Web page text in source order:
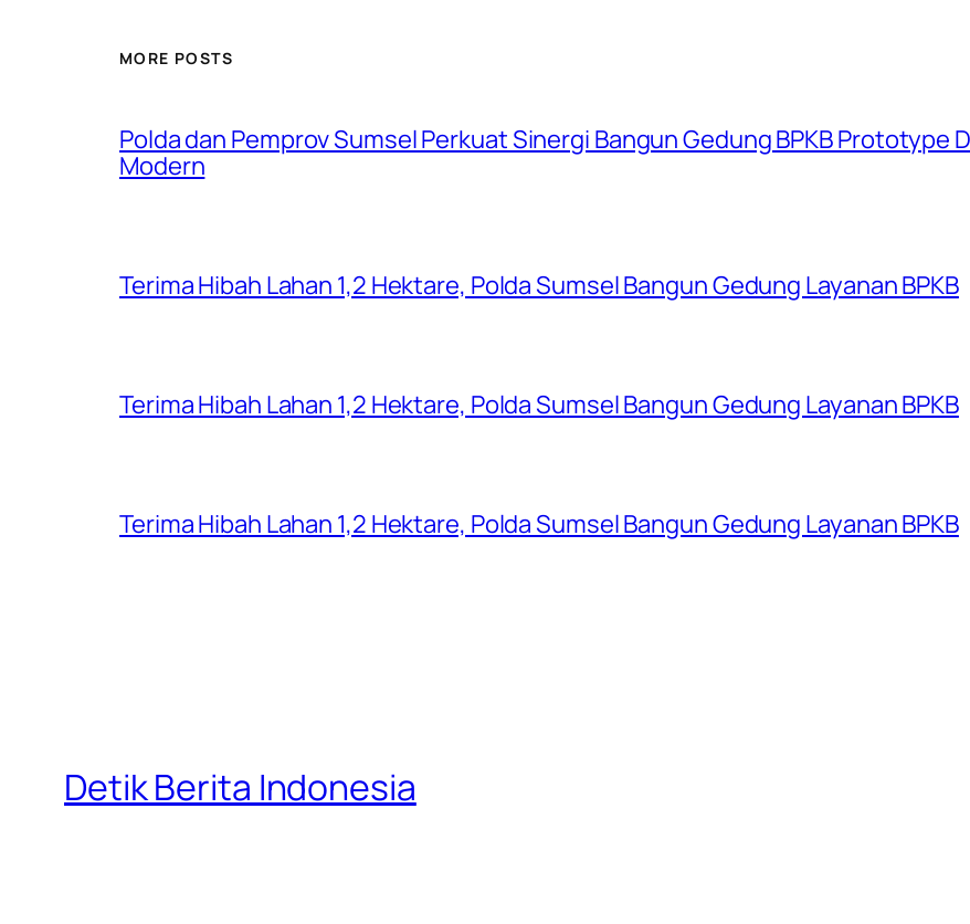
MORE POSTS
Polda dan Pemprov Sumsel Perkuat Sinergi Bangun Gedung BPKB Prototype
Modern
Terima Hibah Lahan 1,2 Hektare, Polda Sumsel Bangun Gedung Layanan BPKB
Terima Hibah Lahan 1,2 Hektare, Polda Sumsel Bangun Gedung Layanan BPKB
Terima Hibah Lahan 1,2 Hektare, Polda Sumsel Bangun Gedung Layanan BPKB
Detik Berita Indonesia